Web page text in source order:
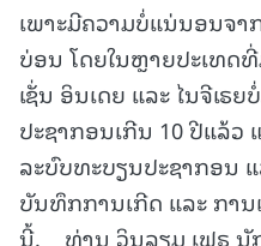
ເພາະມີຄວາມບໍ່ແນ່ນອນຈ
ບ່ອນ ໂດຍໃນຫຼາຍປະເທດ
ເຊັ່ນ ອິນເດຍ ແລະ ໄນຈີເຣ
ປະຊາກອນເກີນ 10 ປີແລ້ວ
ລະບົບທະບຽນປະຊາກອນ
ບັນທຶກການເກີດ ແລະ ການ
ນີ້. ທ່ານ ວິນລຽມ ເຟຣ ນັ